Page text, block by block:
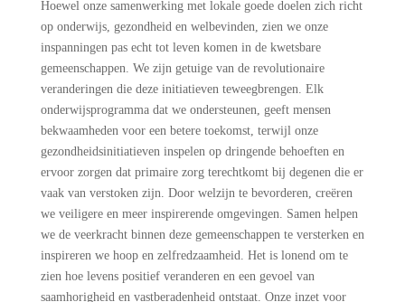
Hoewel onze samenwerking met lokale goede doelen zich richt
op onderwijs, gezondheid en welbevinden, zien we onze
inspanningen pas echt tot leven komen in de kwetsbare
gemeenschappen. We zijn getuige van de revolutionaire
veranderingen die deze initiatieven teweegbrengen. Elk
onderwijsprogramma dat we ondersteunen, geeft mensen
bekwaamheden voor een betere toekomst, terwijl onze
gezondheidsinitiatieven inspelen op dringende behoeften en
ervoor zorgen dat primaire zorg terechtkomt bij degenen die er
vaak van verstoken zijn. Door welzijn te bevorderen, creëren
we veiligere en meer inspirerende omgevingen. Samen helpen
we de veerkracht binnen deze gemeenschappen te versterken en
inspireren we hoop en zelfredzaamheid. Het is lonend om te
zien hoe levens positief veranderen en een gevoel van
saamhorigheid en vastberadenheid ontstaat. Onze inzet voor